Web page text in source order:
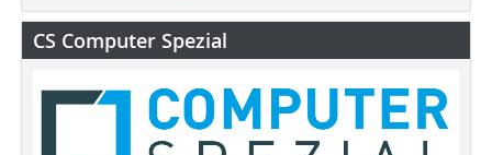
CS Computer Spezial